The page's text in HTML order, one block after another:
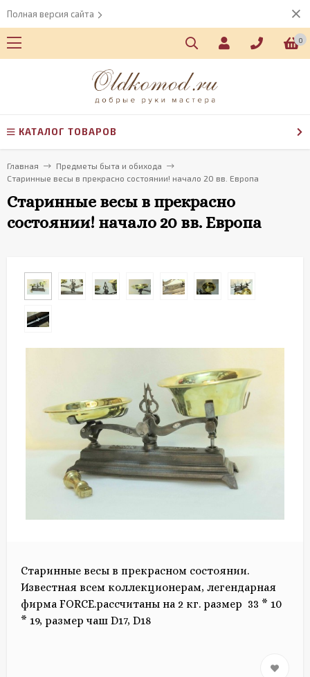
Полная версия сайта
0
КАТАЛОГ ТОВАРОВ
Главная
Предметы быта и обихода
Старинные весы в прекрасно состоянии! начало 20 вв. Европа
Старинные весы в прекрасно
состоянии! начало 20 вв. Европа
Старинные весы в прекрасном состоянии.
Известная всем коллекционерам, легендарная
фирма FORCE.рассчитаны на 2 кг. размер 33 * 10
* 19, размер чаш D17, D18